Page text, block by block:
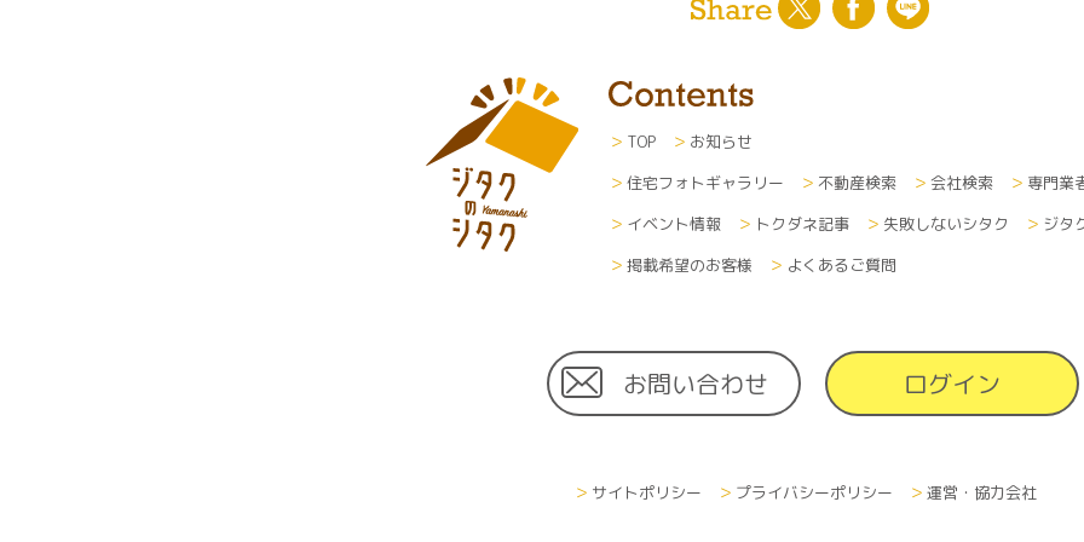
当サイトにて収集した利用者の個人情報（あらゆる媒体形式すべて）は、本人の申
する情報のすべてまたは一部を削除、破棄または変更できるものとします。その際
を、当社が指定する方法で行います。
■情報の送受信に関する費用について
利用者が当サイトを利用するために必要な通信費や接続料などの費用の一切は、利
また、当社から利用者へメールなどで情報を通知する場合、その受信にかかる費用
当サイトの利用に関しては日本国の憲法及び法律に準拠するものとします。
TOP
お知らせ
住宅フォトギャラリー
不動産検索 会社検索
専門業
イベント情報
トクダネ記事 失敗しないシタク
ジタ
掲載希望のお客様
よくあるご質問
お問い合わせ ログイン
サイトポリシー プライバシーポリシー 運営・協力会社